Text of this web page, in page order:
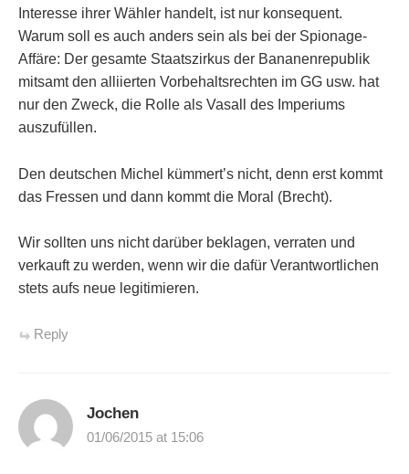
Interesse ihrer Wähler handelt, ist nur konsequent.
Warum soll es auch anders sein als bei der Spionage-
Affäre: Der gesamte Staatszirkus der Bananenrepublik
mitsamt den alliierten Vorbehaltsrechten im GG usw. hat
nur den Zweck, die Rolle als Vasall des Imperiums
auszufüllen.
Den deutschen Michel kümmert’s nicht, denn erst kommt
das Fressen und dann kommt die Moral (Brecht).
Wir sollten uns nicht darüber beklagen, verraten und
verkauft zu werden, wenn wir die dafür Verantwortlichen
stets aufs neue legitimieren.
Reply
Jochen
01/06/2015 at 15:06